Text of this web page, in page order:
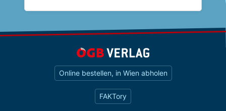
Online bestellen, in Wien abholen
FAKTory